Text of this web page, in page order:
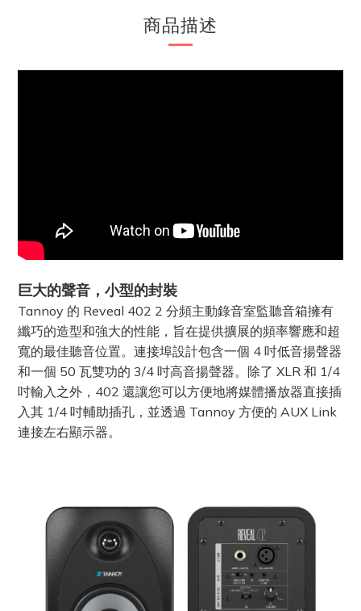
商品描述
巨大的聲音，小型的封裝
Tannoy 的 Reveal 402 2 分頻主動錄音室監聽音箱擁有
纖巧的造型和強大的性能，旨在提供擴展的頻率響應和超
寬的最佳聽音位置。連接埠設計包含一個 4 吋低音揚聲器
和一個 50 瓦雙功的 3/4 吋高音揚聲器。除了 XLR 和 1/4
吋輸入之外，402 還讓您可以方便地將媒體播放器直接插
入其 1/4 吋輔助插孔，並透過 Tannoy 方便的 AUX Link
連接左右顯示器。